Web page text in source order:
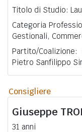
Titolo di Studio:
Categoria
Gestionali,
Partito/
Pietro Sanfilippo
Consigliere
Giuseppe
31 anni